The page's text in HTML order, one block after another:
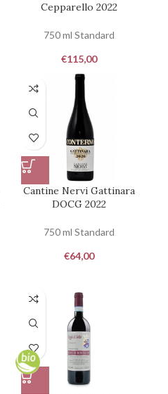
Cepparello 2022
750 ml Standard
€115,00
Cantine Nervi Gattinara
DOCG 2022
750 ml Standard
€64,00